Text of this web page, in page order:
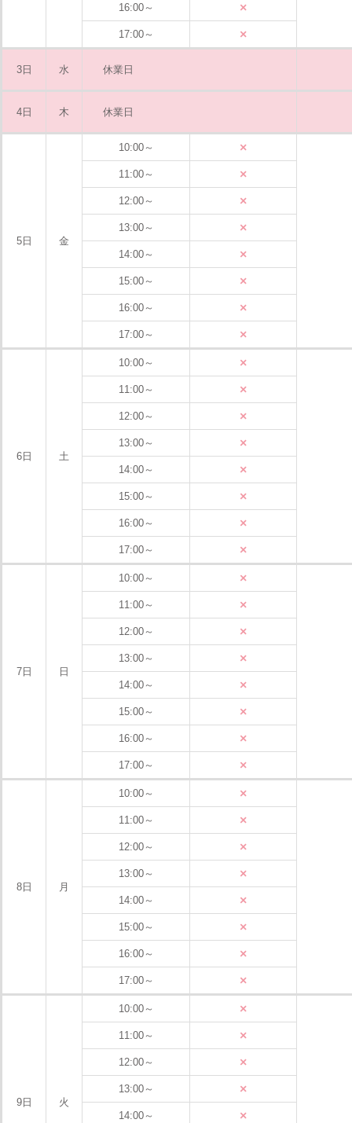
16:00～ ×
17:00～ ×
3日 水 休業日
4日 木 休業日
5日 金
10:00～ ×
11:00～ ×
12:00～ ×
13:00～ ×
14:00～ ×
15:00～ ×
16:00～ ×
17:00～ ×
6日 土
10:00～ ×
11:00～ ×
12:00～ ×
13:00～ ×
14:00～ ×
15:00～ ×
16:00～ ×
17:00～ ×
7日 日
10:00～ ×
11:00～ ×
12:00～ ×
13:00～ ×
14:00～ ×
15:00～ ×
16:00～ ×
17:00～ ×
8日 月
10:00～ ×
11:00～ ×
12:00～ ×
13:00～ ×
14:00～ ×
15:00～ ×
16:00～ ×
17:00～ ×
9日 火
10:00～ ×
11:00～ ×
12:00～ ×
13:00～ ×
14:00～ ×